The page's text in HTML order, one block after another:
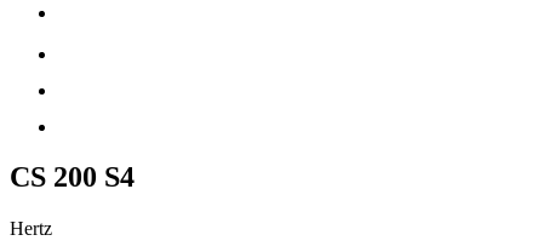
CS 200 S4
Hertz